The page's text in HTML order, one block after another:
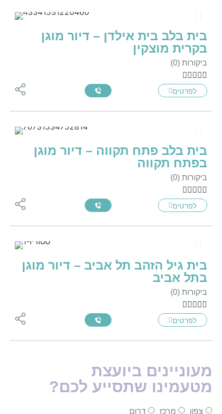
בית בלב בית אילדן – דיור מוגן
בקרית מוצקין
ביקורות (0)

לפרטים
בית בלב פתח תקווה – דיור מוגן
בפתח תקווה
ביקורות (0)

לפרטים
בית גיל הזהב תל אביב – דיור מוגן
בתל אביב
ביקורות (0)

לפרטים
מעוניינים ביועצת
מטעמינו שתסייע לכם?
צפון מרכז דרום